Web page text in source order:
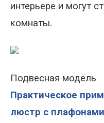
интерьере и могут
комнаты.
Подвесная модель
Практическое
люстр с плафонами